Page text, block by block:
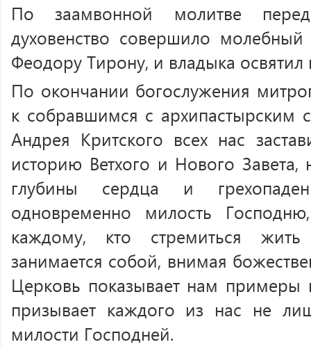
По заамвонной молитве
духовенство совершило
Феодору Тирону, и владыка освятил
По окончании богослужения
к собравшимся с архипастырским
Андрея Критского всех нас
историю Ветхого и Нового Завета,
глубины сердца и
одновременно милость
каждому, кто стремиться
занимается собой, внимая
Церковь показывает нам
призывает каждого из нас не
милости Господней.